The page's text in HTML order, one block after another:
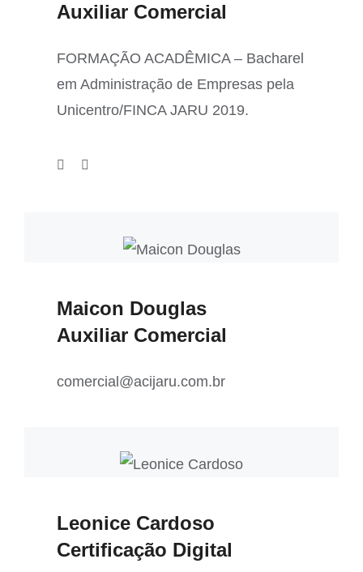
Auxiliar Comercial
FORMAÇÃO ACADÊMICA – Bacharel
em Administração de Empresas pela
Unicentro/FINCA JARU 2019.
Maicon Douglas
Auxiliar Comercial
comercial@acijaru.com.br
Leonice Cardoso
Certificação Digital